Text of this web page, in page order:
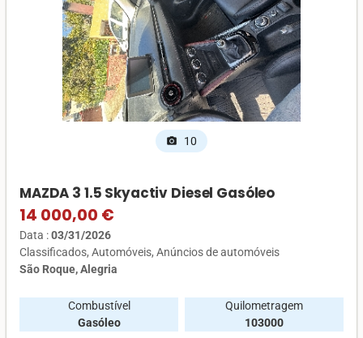
photo_camera 10
MAZDA 3 1.5 Skyactiv Diesel Gasóleo
14 000,00 €
Data :03/31/2026
Classificados Automóveis Anúncios de automóveis
São Roque, Alegria
Combustível
Gasóleo
Quilometragem
103000